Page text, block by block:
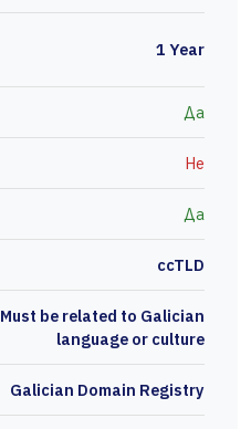
1 Year
Да
Не
Да
ccTLD
Must be related to Galician
language or culture
Galician Domain Registry